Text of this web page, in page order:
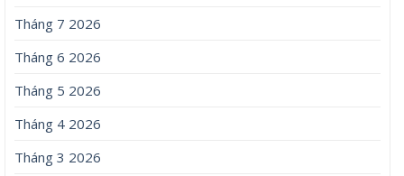
Tháng 7 2026
Tháng 6 2026
Tháng 5 2026
Tháng 4 2026
Tháng 3 2026